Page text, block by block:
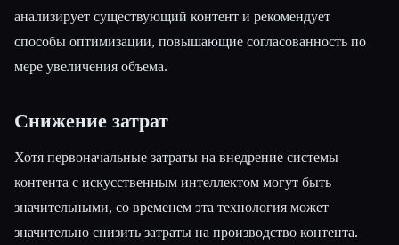
анализирует существующий контент и рекомендует
способы оптимизации, повышающие согласованность по
мере увеличения объема.
Снижение затрат
Хотя первоначальные затраты на внедрение системы
контента с искусственным интеллектом могут быть
значительными, со временем эта технология может
значительно снизить затраты на производство контента.